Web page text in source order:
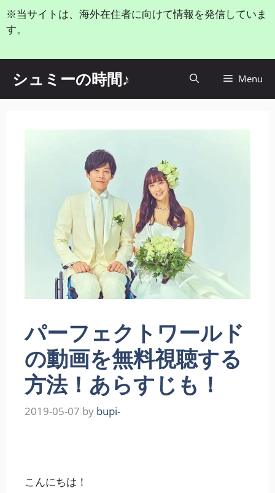
コ
ン
テ
ス
※当サイトは、海外在住者に向けて情報を発信していま
す。
シュミーの時間♪ Menu
パーフェクトワールド
の動画を無料視聴する
方法！あらすじも！
2019-05-07 by bupi-
こんにちは！